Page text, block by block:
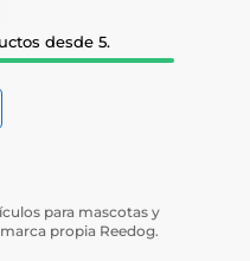
desde 5.
para mascotas y
propia Reedog.